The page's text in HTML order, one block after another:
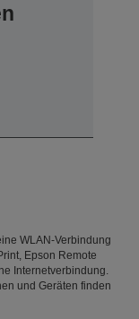
WLAN-Verbindung
Epson Remote
Internetverbindung.
und Geräten finden